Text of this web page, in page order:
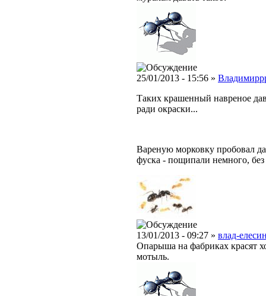
25/01/2013 - 15:56 »
Таких крашенный навреное
ради окраски...
Вареную морковку пробовал
фуска - пощипали немного, без
13/01/2013 - 09:27 » влад-
Опарыша на фабриках красят
мотыль.